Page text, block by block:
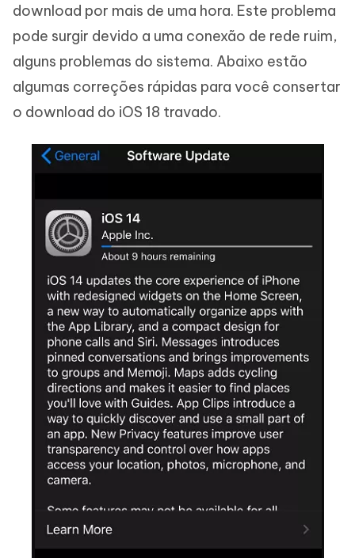
download por mais de uma hora. Este problema
pode surgir devido a uma conexão de rede ruim,
alguns problemas do sistema. Abaixo estão
algumas correções rápidas para você consertar
o download do iOS 18 travado.